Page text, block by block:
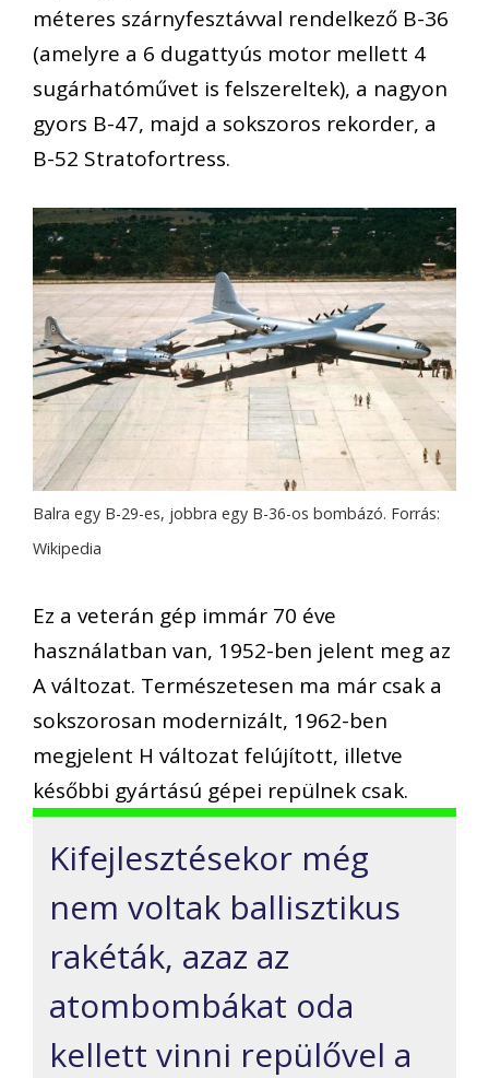
méteres szárnyfesztávval rendelkező B-36
(amelyre a 6 dugattyús motor mellett 4
sugárhatóművet is felszereltek), a nagyon
gyors B-47, majd a sokszoros rekorder, a
B-52 Stratofortress.
Balra egy B-29-es, jobbra egy B-36-os bombázó. Forrás:
Wikipedia
Ez a veterán gép immár 70 éve
használatban van, 1952-ben jelent meg az
A változat. Természetesen ma már csak a
sokszorosan modernizált, 1962-ben
megjelent H változat felújított, illetve
későbbi gyártású gépei repülnek csak.
Kifejlesztésekor még
nem voltak ballisztikus
rakéták, azaz az
atombombákat oda
kellett vinni repülővel a